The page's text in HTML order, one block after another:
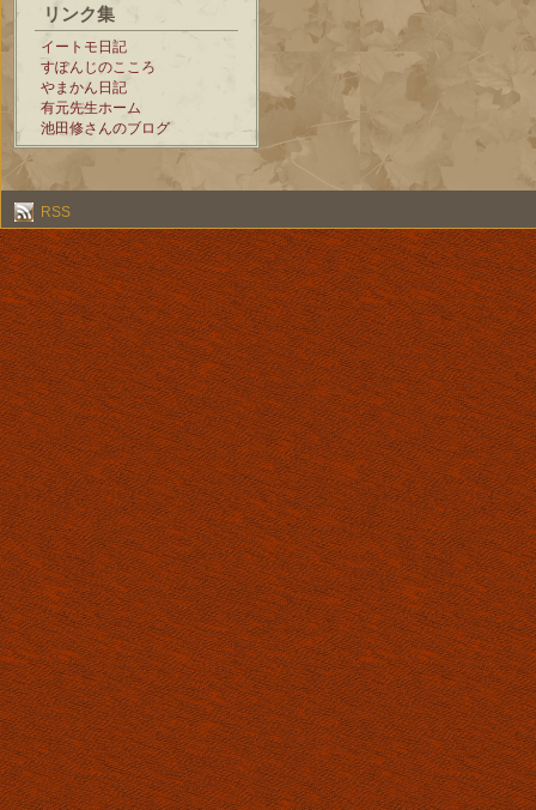
リンク集
イートモ日記
すぽんじのこころ
やまかん日記
有元先生ホーム
池田修さんのブログ
RSS